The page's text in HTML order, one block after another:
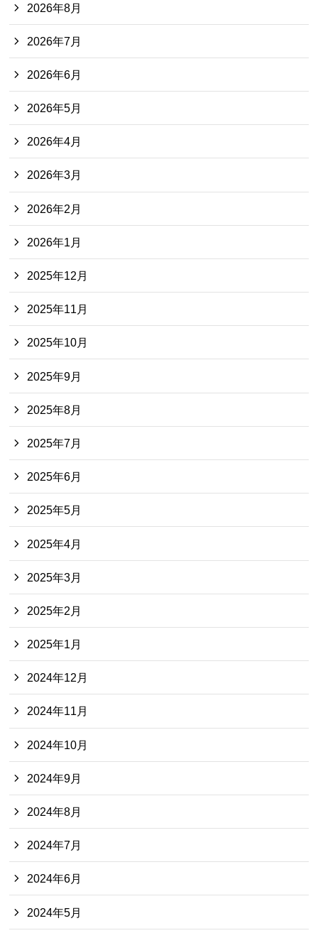
2026年8月
2026年7月
2026年6月
2026年5月
2026年4月
2026年3月
2026年2月
2026年1月
2025年12月
2025年11月
2025年10月
2025年9月
2025年8月
2025年7月
2025年6月
2025年5月
2025年4月
2025年3月
2025年2月
2025年1月
2024年12月
2024年11月
2024年10月
2024年9月
2024年8月
2024年7月
2024年6月
2024年5月